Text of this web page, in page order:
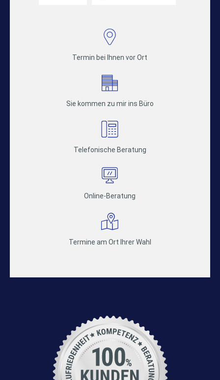
Termin bei Ihnen vor Ort
Sie kommen zu mir ins Büro
Telefonische Beratung
Online-Beratung
Termine am Ort Ihrer Wahl